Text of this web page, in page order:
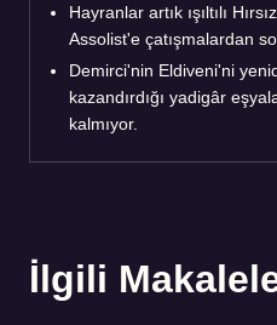
Hayranlar artık ışıltılı
Assolist'e çatışmalardan
Demirci'nin Eldiveni'ni
kazandırdığı yadigâr
kalmıyor.
İlgili